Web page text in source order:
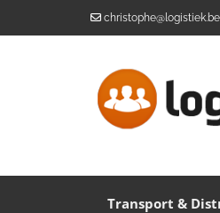
christophe@logistiek.be
Transport &